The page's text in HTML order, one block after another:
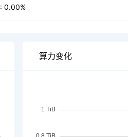
: 0.00%
算力变化